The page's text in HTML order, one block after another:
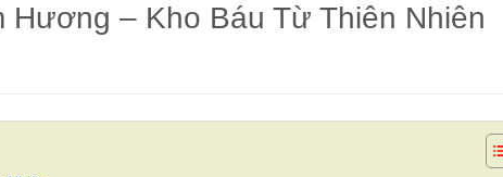
Hương – Kho Báu Từ Thiên Nhiên